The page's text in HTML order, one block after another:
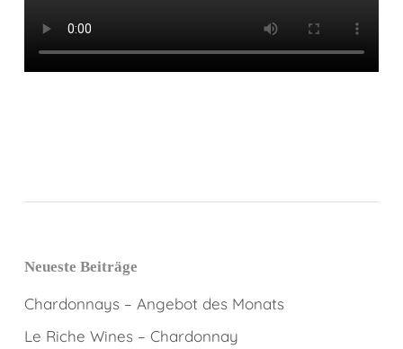
Neueste Beiträge
Chardonnays – Angebot des Monats
Le Riche Wines – Chardonnay